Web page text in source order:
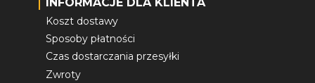
Koszt dostawy
Sposoby płatności
Czas dostarczania przesyłki
Zwroty